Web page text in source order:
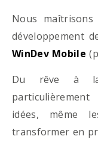
Nous
développement
WinDev Mobile
Du rêve à
idées, même
transformer en